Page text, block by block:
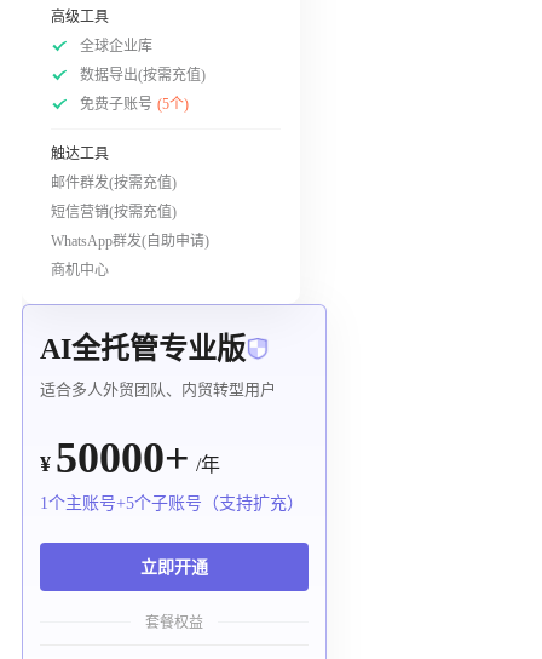
高级工具
全球企业库
数据导出(按需充值)
免费子账号 (5个)
触达工具
邮件群发(按需充值)
短信营销(按需充值)
WhatsApp群发(自助申请)
商机中心
AI全托管专业版
适合多人外贸团队、内贸转型用户
¥ 50000+ /年
1个主账号+5个子账号（支持扩充）
立即开通
套餐权益